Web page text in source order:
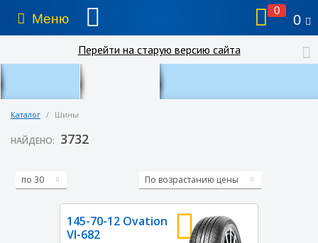
Меню
0
0
Перейти на старую версию сайта
Каталог / Шины
НАЙДЕНО: 3732
по 30 По возрастанию цены
145-70-12 Ovation
VI-682